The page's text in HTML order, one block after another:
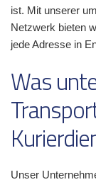
ist. Mit unserer
Netzwerk bieten
jede Adresse in
Was
Unser